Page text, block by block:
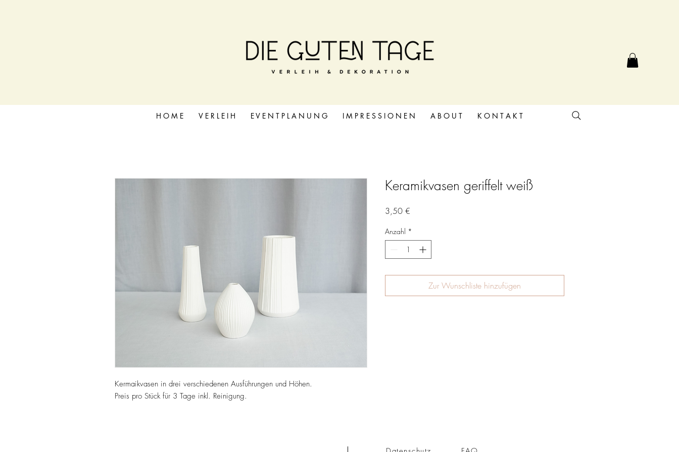
Kermaikvasen in drei verschiedenen Ausführungen und Höhen.
Preis pro Stück für 3 Tage inkl. Reinigung.
Keramikvasen geriffelt weiß
3,50 €
Anzahl *
Zur Wunschliste hinzufügen
H O M E V E R L E I H E V E N T P L A N U N G I M P R E S S I O N E N A B O U T K O N T A K T